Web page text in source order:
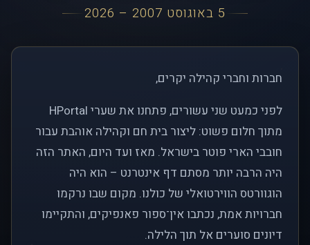
5 באוגוסט 2007 – 2026
חברות וחברי קהילה יקרים,
לפני כמעט שני עשורים, פתחנו את שערי HPortal
מתוך חלום פשוט: ליצור בית חם וקהילה אוהבת עבור
חובבי הארי פוטר בישראל. מאז ועד היום, האתר הזה
היה הרבה יותר מסתם דף אינטרנט – הוא היה
הוגוורטס הווירטואלי של כולנו. מקום שבו נרקמו
חברויות אמת, נכתבו אין־ספור פאנפיקים, והתקיימו
דיונים סוערים אל תוך הלילה.